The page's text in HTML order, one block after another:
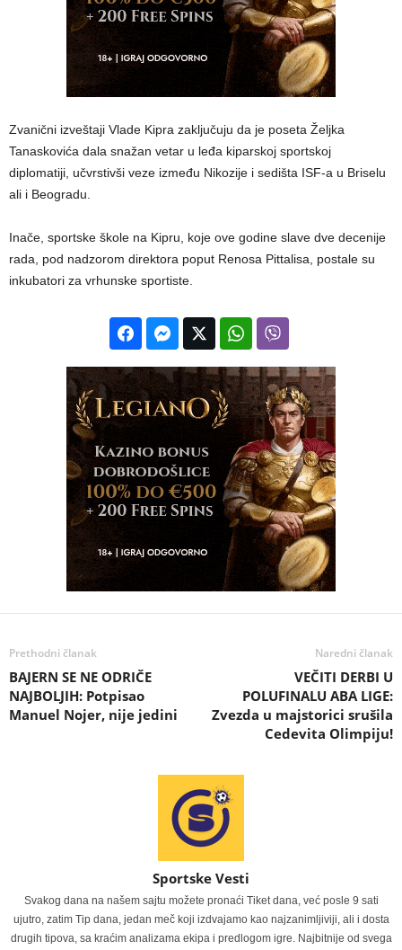
​Zvanični izveštaji Vlade Kipra zaključuju da je poseta Željka
Tanaskovića dala snažan vetar u leđa kiparskoj sportskoj
diplomatiji, učvrstivši veze između Nikozije i sedišta ISF-a u Briselu
ali i Beogradu.
Inače, sportske škole na Kipru, koje ove godine slave dve decenije
rada, pod nadzorom direktora poput Renosa Pittalisa, postale su
inkubatori za vrhunske sportiste.
Prethodni članak
BAJERN SE NE ODRIČE
NAJBOLJIH: Potpisao
Manuel Nojer, nije jedini
Naredni članak
VEČITI DERBI U
POLUFINALU ABA LIGE:
Zvezda u majstorici srušila
Cedevita Olimpiju!
Sportske Vesti
Svakog dana na našem sajtu možete pronaći Tiket dana, već posle 9 sati
ujutro, zatim Tip dana, jedan meč koji izdvajamo kao najzanimljiviji, ali i dosta
drugih tipova, sa kraćim analizama ekipa i predlogom igre. Najbitnije od svega